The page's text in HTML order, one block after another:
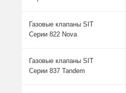
Газовые клапаны SIT
Серии 822 Nova
Газовые клапаны SIT
Серии 837 Tandem